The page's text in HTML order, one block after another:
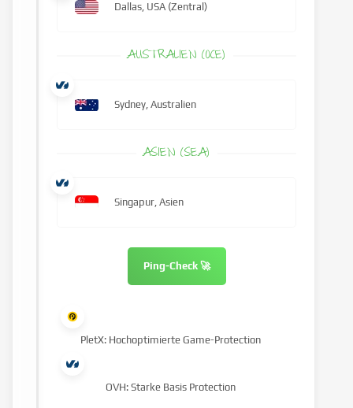
Dallas, USA (Zentral)
AUSTRALIEN (OCE)
Sydney, Australien
ASIEN (SEA)
Singapur, Asien
Ping-Check 🚀
PletX: Hochoptimierte Game-Protection
OVH: Starke Basis Protection